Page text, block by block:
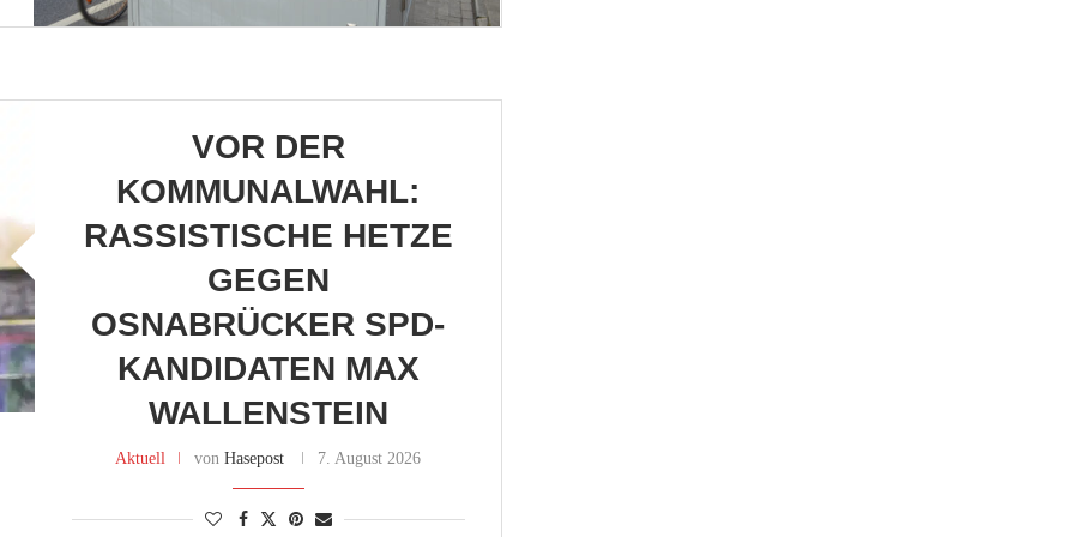
VOR DER
KOMMUNALWAHL:
RASSISTISCHE HETZE
GEGEN
OSNABRÜCKER SPD-
KANDIDATEN MAX
WALLENSTEIN
Aktuell vonHasepost 7. August 2026